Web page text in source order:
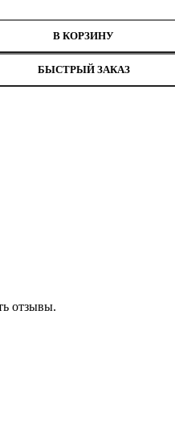
В КОРЗИНУ
БЫСТРЫЙ ЗАКАЗ
отзывы.